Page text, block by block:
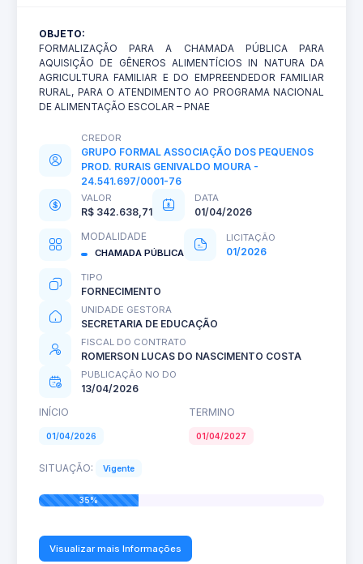
OBJETO:
FORMALIZAÇÃO PARA A CHAMADA PÚBLICA PARA
AQUISIÇÃO DE GÊNEROS ALIMENTÍCIOS IN NATURA DA
AGRICULTURA FAMILIAR E DO EMPREENDEDOR FAMILIAR
RURAL, PARA O ATENDIMENTO AO PROGRAMA NACIONAL
DE ALIMENTAÇÃO ESCOLAR – PNAE
CREDOR
GRUPO FORMAL ASSOCIAÇÃO DOS PEQUENOS
PROD. RURAIS GENIVALDO MOURA -
24.541.697/0001-76
VALOR
R$ 342.638,71
DATA
01/04/2026
MODALIDADE
CHAMADA PÚBLICA
LICITAÇÃO
01/2026
TIPO
FORNECIMENTO
UNIDADE GESTORA
SECRETARIA DE EDUCAÇÃO
FISCAL DO CONTRATO
ROMERSON LUCAS DO NASCIMENTO COSTA
PUBLICAÇÃO NO DO
13/04/2026
INÍCIO
TERMINO
01/04/2026 01/04/2027
SITUAÇÃO: Vigente
35%
Visualizar mais Informações